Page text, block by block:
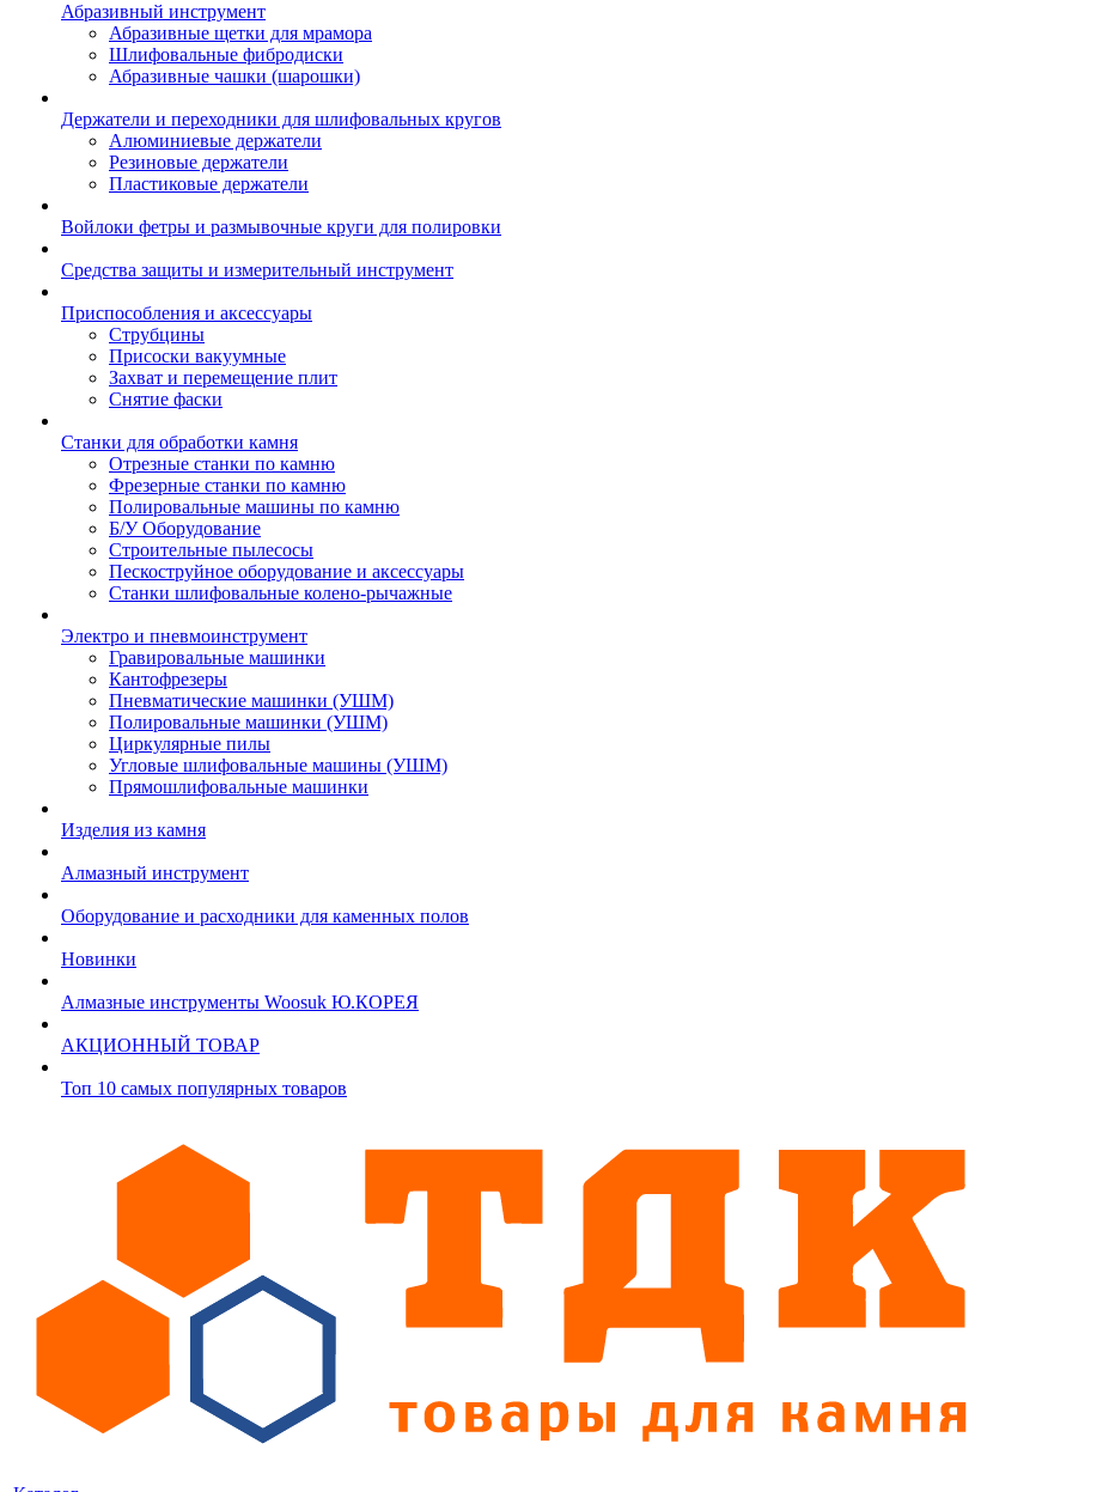
Абразивный инструмент
Абразивные щетки для мрамора
Шлифовальные фибродиски
Абразивные чашки (шарошки)
Держатели и переходники для шлифовальных кругов
Алюминиевые держатели
Резиновые держатели
Пластиковые держатели
Войлоки фетры и размывочные круги для полировки
Средства защиты и измерительный инструмент
Приспособления и аксессуары
Струбцины
Присоски вакуумные
Захват и перемещение плит
Снятие фаски
Станки для обработки камня
Отрезные станки по камню
Фрезерные станки по камню
Полировальные машины по камню
Б/У Оборудование
Строительные пылесосы
Пескоструйное оборудование и аксессуары
Станки шлифовальные колено-рычажные
Электро и пневмоинструмент
Гравировальные машинки
Кантофрезеры
Пневматические машинки (УШМ)
Полировальные машинки (УШМ)
Циркулярные пилы
Угловые шлифовальные машины (УШМ)
Прямошлифовальные машинки
Изделия из камня
Алмазный инструмент
Оборудование и расходники для каменных полов
Новинки
Алмазные инструменты Woosuk Ю.КОРЕЯ
АКЦИОННЫЙ ТОВАР
Топ 10 самых популярных товаров